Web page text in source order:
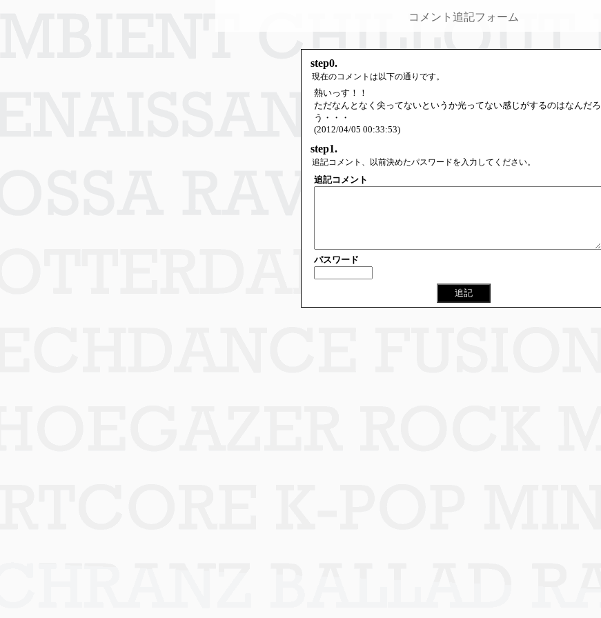
コメント追記フォーム
step0.
現在のコメントは以下の通りです。
熱いっす！！
ただなんとなく尖ってないというか光ってない感じがするのはなんだろ
う・・・
(2012/04/05 00:33:53)
step1.
追記コメント、以前決めたパスワードを入力してください。
追記コメント
パスワード
追記